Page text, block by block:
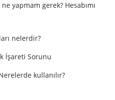
yapmam gerek? Hesabımı
nelerdir?
İşareti Sorunu
kullanılır?